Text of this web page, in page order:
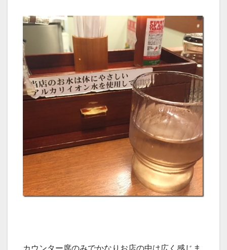
カウンター席のみでかなりお店の中は広く感じま